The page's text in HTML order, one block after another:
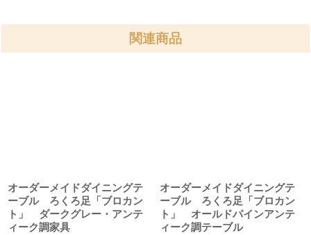
関連商品
オーダーメイドダイニングテ
ーブル ろくろ足「ブロカン
ト」 ダークグレー・アンテ
ィーク調家具
オーダーメイドダイニングテ
ーブル ろくろ足「ブロカン
ト」 オールドパインアンテ
ィーク調テーブル